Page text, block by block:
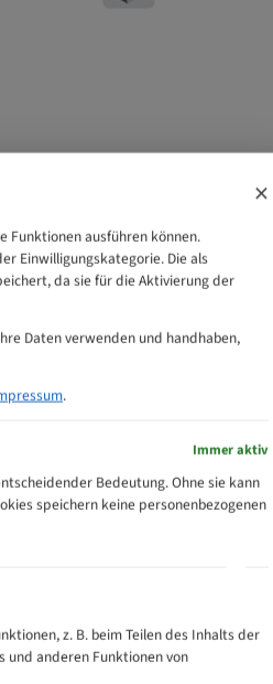
×
Funktionen ausführen können.
Einwilligungskategorie. Die als
da sie für die Aktivierung der
Daten verwenden und handhaben,
.
Immer aktiv
Bedeutung. Ohne sie kann
speichern keine personenbezogenen
z. B. beim Teilen des Inhalts der
und anderen Funktionen von